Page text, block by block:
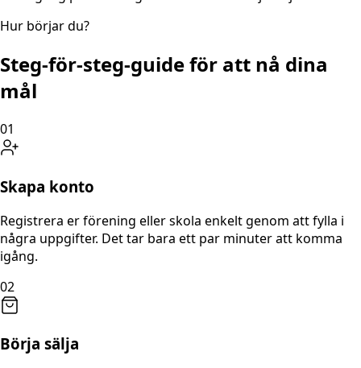
Hur börjar du?
Steg-för-steg-guide för att nå dina
mål
01
Skapa konto
Registrera er förening eller skola enkelt genom att fylla i
några uppgifter. Det tar bara ett par minuter att komma
igång.
02
Börja sälja